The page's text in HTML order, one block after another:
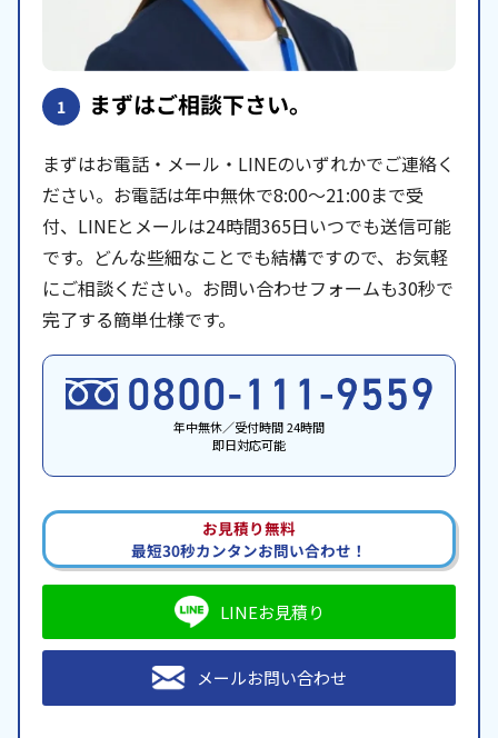
1 まずはご相談下さい。
まずはお電話・メール・LINEのいずれかでご連絡く
ださい。お電話は年中無休で8:00〜21:00まで受
付、LINEとメールは24時間365日いつでも送信可能
です。どんな些細なことでも結構ですので、お気軽
にご相談ください。お問い合わせフォームも30秒で
完了する簡単仕様です。
年中無休／受付時間 24時間
即日対応可能
お見積り無料
最短30秒カンタンお問い合わせ！
LINEお見積り
メールお問い合わせ